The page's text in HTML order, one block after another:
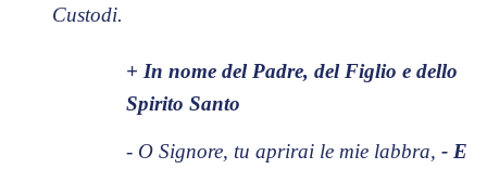
Custodi.
+ In nome del Padre, del Figlio e dello
Spirito Santo
- O Signore, tu aprirai le mie labbra, - E